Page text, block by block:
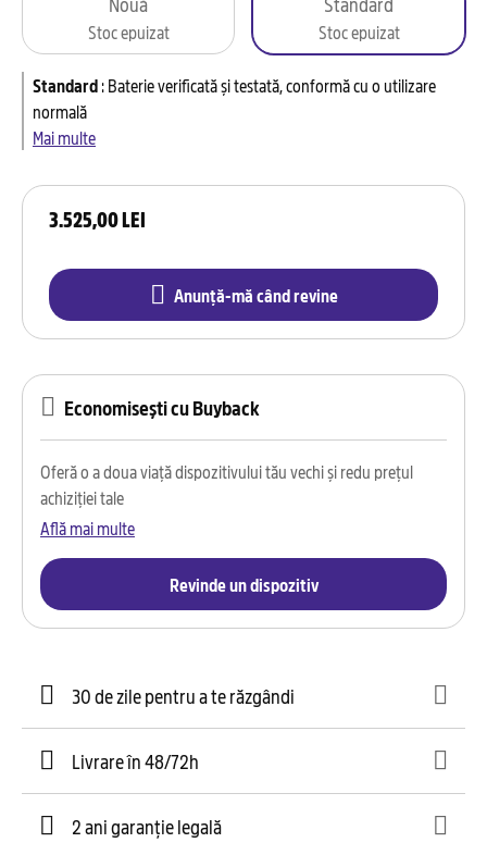
3.525,00 LEI
Anunță-mă când revine
Stoc epuizat Stoc epuizat
Standard:Baterie verificată și testată, conformă cu o utilizare
normală
Mai multe
Economisești cu Buyback
Oferă o a doua viață dispozitivului tău vechi și redu prețul
achiziției tale
Află mai multe
Revinde un dispozitiv
30 de zile pentru a te răzgândi
Livrare în 48/72h
2 ani garanție legală